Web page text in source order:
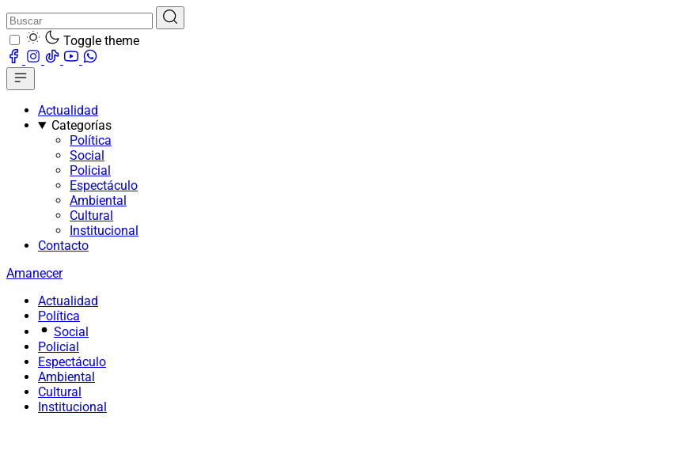
Toggle theme
Actualidad
Categorías
Política
Social
Policial
Espectáculo
Ambiental
Cultural
Institucional
Contacto
Amanecer
Actualidad
Política
Social
Policial
Espectáculo
Ambiental
Cultural
Institucional